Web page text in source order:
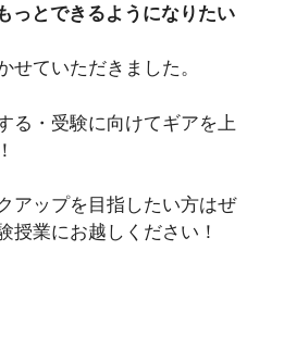
っとできるようになりたい
せていただきました。
る・受験に向けてギアを上
アップを目指したい方はぜ
業にお越しください！